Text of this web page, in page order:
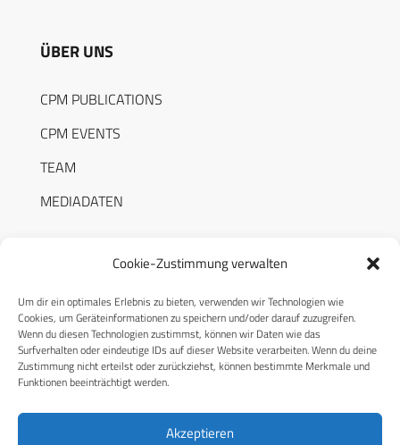
Cookie-Zustimmung verwalten
Um dir ein optimales Erlebnis zu bieten, verwenden wir Technologien wie
Cookies, um Geräteinformationen zu speichern und/oder darauf zuzugreifen.
Wenn du diesen Technologien zustimmst, können wir Daten wie das
Surfverhalten oder eindeutige IDs auf dieser Website verarbeiten. Wenn du deine
Zustimmung nicht erteilst oder zurückziehst, können bestimmte Merkmale und
Funktionen beeinträchtigt werden.
Akzeptieren
ÜBER UNS
CPM PUBLICATIONS
CPM EVENTS
TEAM
MEDIADATEN
RECHTLICHES
Datenschutzerklärung
Cookie-Richtlinie (EU)